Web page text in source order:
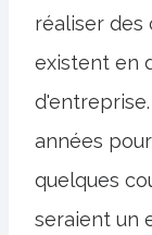
réaliser des
existent en
années
quelques
seraient un